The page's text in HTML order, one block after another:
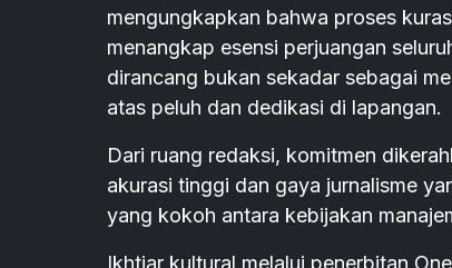
mengungkapkan bahwa proses
menangkap esensi perjuangan
dirancang bukan sekadar sebagai
atas peluh dan dedikasi di lapangan.
Dari ruang redaksi, komitmen
akurasi tinggi dan gaya jurnalisme
yang kokoh antara kebijakan
Ikhtiar kultural melalui penerbitan